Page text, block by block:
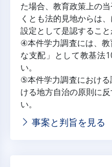
た場合、教育政策上の
くとも法的見地からは
設定として是認すること
④本件学力調査には、
な支配」として教基法
い。
⑤本件学力調査におけ
ける地方自治の原則に
い。
事案と判旨を見る